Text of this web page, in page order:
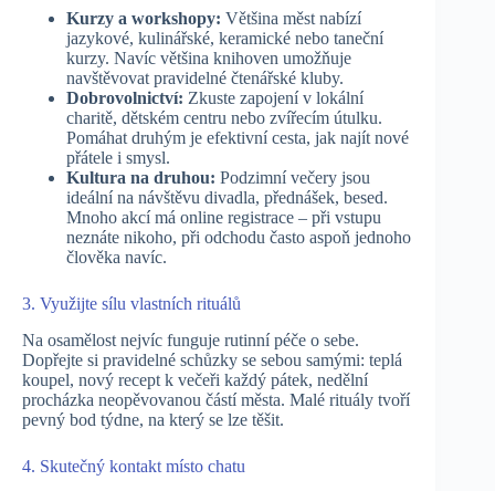
Kurzy a workshopy: Většina měst nabízí
jazykové, kulinářské, keramické nebo taneční
kurzy. Navíc většina knihoven umožňuje
navštěvovat pravidelné čtenářské kluby.
Dobrovolnictví: Zkuste zapojení v lokální
charitě, dětském centru nebo zvířecím útulku.
Pomáhat druhým je efektivní cesta, jak najít nové
přátele i smysl.
Kultura na druhou: Podzimní večery jsou
ideální na návštěvu divadla, přednášek, besed.
Mnoho akcí má online registrace – při vstupu
neznáte nikoho, při odchodu často aspoň jednoho
člověka navíc.
3. Využijte sílu vlastních rituálů
Na osamělost nejvíc funguje rutinní péče o sebe.
Dopřejte si pravidelné schůzky se sebou samými: teplá
koupel, nový recept k večeři každý pátek, nedělní
procházka neopěvovanou částí města. Malé rituály tvoří
pevný bod týdne, na který se lze těšit.
4. Skutečný kontakt místo chatu